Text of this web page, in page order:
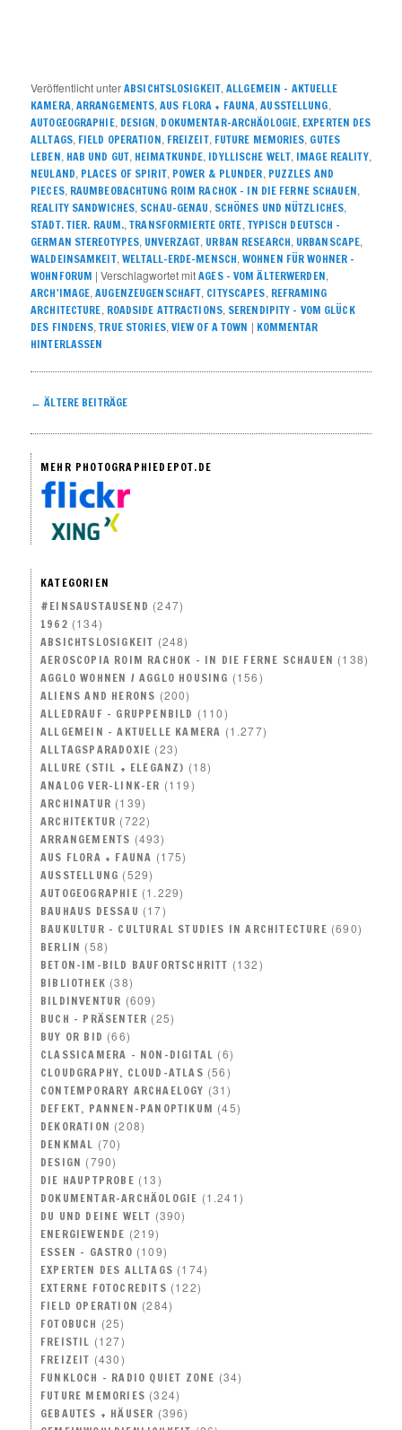
Veröffentlicht unterABSICHTSLOSIGKEIT,ALLGEMEIN – AKTUELLE
KAMERA, ARRANGEMENTS,AUS FLORA + FAUNA,AUSSTELLUNG,
AUTOGEOGRAPHIE, DESIGN, DOKUMENTAR-ARCHÄOLOGIE, EXPERTEN DES
ALLTAGS, FIELD OPERATION, FREIZEIT, FUTURE MEMORIES, GUTES
LEBEN, HAB UND GUT, HEIMATKUNDE, IDYLLISCHE WELT, IMAGE REALITY,
NEULAND, PLACES OF SPIRIT, POWER & PLUNDER, PUZZLES AND
PIECES, RAUMBEOBACHTUNG ROIM RACHOK – IN DIE FERNE SCHAUEN,
REALITY SANDWICHES, SCHAU-GENAU, SCHÖNES UND NÜTZLICHES,
STADT. TIER. RAUM.,TRANSFORMIERTE ORTE, TYPISCH DEUTSCH –
GERMAN STEREOTYPES, UNVERZAGT, URBAN RESEARCH, URBANSCAPE,
WALDEINSAMKEIT, WELTALL-ERDE-MENSCH,WOHNEN FÜR WOHNER –
WOHNFORUM |Verschlagwortet mitAGES - VOM ÄLTERWERDEN,
ARCH'IMAGE,AUGENZEUGENSCHAFT, CITYSCAPES, REFRAMING
ARCHITECTURE, ROADSIDE ATTRACTIONS, SERENDIPITY – VOM GLÜCK
DES FINDENS,TRUE STORIES, VIEW OF A TOWN | KOMMENTAR
HINTERLASSEN
Artikelnavigation
← ÄLTERE BEITRÄGE
MEHR PHOTOGRAPHIEDEPOT.DE
KATEGORIEN
#EINSAUSTAUSEND (247)
1962 (134)
ABSICHTSLOSIGKEIT (248)
AEROSCOPIA ROIM RACHOK – IN DIE FERNE SCHAUEN (138)
AGGLO WOHNEN / AGGLO HOUSING (156)
ALIENS AND HERONS (200)
ALLEDRAUF – GRUPPENBILD (110)
ALLGEMEIN – AKTUELLE KAMERA (1.277)
ALLTAGSPARADOXIE (23)
ALLURE (STIL + ELEGANZ) (18)
ANALOG VER-LINK-ER (119)
ARCHINATUR (139)
ARCHITEKTUR (722)
ARRANGEMENTS (493)
AUS FLORA + FAUNA (175)
AUSSTELLUNG (529)
AUTOGEOGRAPHIE (1.229)
BAUHAUS DESSAU (17)
BAUKULTUR – CULTURAL STUDIES IN ARCHITECTURE (690)
BERLIN (58)
BETON-IM-BILD BAUFORTSCHRITT (132)
BIBLIOTHEK (38)
BILDINVENTUR (609)
BUCH – PRÄSENTER (25)
BUY OR BID (66)
CLASSICAMERA – NON-DIGITAL (6)
CLOUDGRAPHY, CLOUD-ATLAS (56)
CONTEMPORARY ARCHAELOGY (31)
DEFEKT, PANNEN-PANOPTIKUM (45)
DEKORATION (208)
DENKMAL (70)
DESIGN (790)
DIE HAUPTPROBE (13)
DOKUMENTAR-ARCHÄOLOGIE (1.241)
DU UND DEINE WELT (390)
ENERGIEWENDE (219)
ESSEN – GASTRO (109)
EXPERTEN DES ALLTAGS (174)
EXTERNE FOTOCREDITS (122)
FIELD OPERATION (284)
FOTOBUCH (25)
FREISTIL (127)
FREIZEIT (430)
FUNKLOCH – RADIO QUIET ZONE (34)
FUTURE MEMORIES (324)
GEBAUTES + HÄUSER (396)